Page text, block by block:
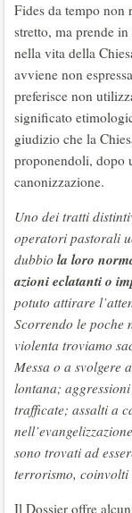
Fides da tempo non
stretto, ma prende
nella vita della
avviene non
preferisce non
significato
giudizio che la
proponendoli, dopo
canonizzazione.
Uno dei tratti
operatori pastorali
dubbio la loro
azioni eclatanti o
potuto attirare
Scorrendo le poche
violenta troviamo
Messa o a svolgere
lontana;
trafficate; assalti a
sono trovati ad
terrorismo, coinvolti
Il Dossier offre